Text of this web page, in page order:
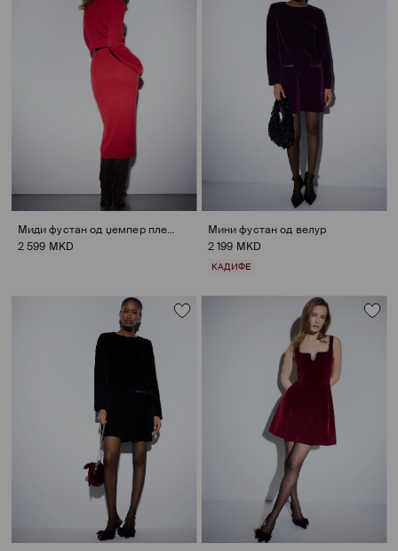
Миди фустан од џемпер плетка
2 599 MKD
Мини фустан од велур
2 199 MKD
КАДИФЕ